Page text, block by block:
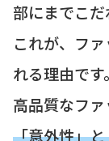
部にまでこだ
これが、フ
れる理由です
高品質なフ
「意外性」